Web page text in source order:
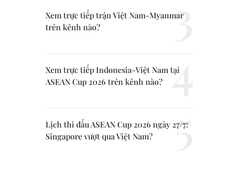
Xem trực tiếp trận Việt Nam-Myanmar
trên kênh nào?
Xem trực tiếp Indonesia-Việt Nam tại
ASEAN Cup 2026 trên kênh nào?
Lịch thi đấu ASEAN Cup 2026 ngày 27/7:
Singapore vượt qua Việt Nam?